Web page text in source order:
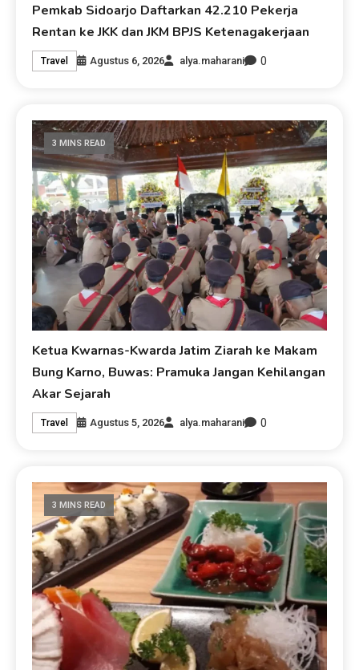
Pemkab Sidoarjo Daftarkan 42.210 Pekerja
Rentan ke JKK dan JKM BPJS Ketenagakerjaan
Travel Agustus 6, 2026 alya.maharani 0
3 MINS READ
Ketua Kwarnas-Kwarda Jatim Ziarah ke Makam
Bung Karno, Buwas: Pramuka Jangan Kehilangan
Akar Sejarah
Travel Agustus 5, 2026 alya.maharani 0
3 MINS READ